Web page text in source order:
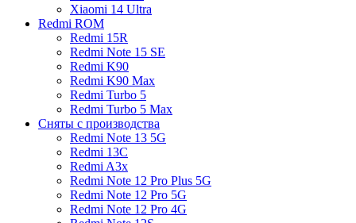
Xiaomi 14 Ultra
Redmi ROM
Redmi 15R
Redmi Note 15 SE
Redmi K90
Redmi K90 Max
Redmi Turbo 5
Redmi Turbo 5 Max
Сняты с производства
Redmi Note 13 5G
Redmi 13C
Redmi A3x
Redmi Note 12 Pro Plus 5G
Redmi Note 12 Pro 5G
Redmi Note 12 Pro 4G